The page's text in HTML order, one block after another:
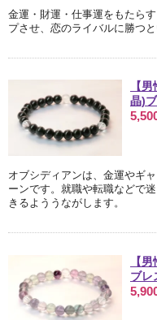
金運・財運・仕事運をもたら
プさせ、恋のライバルに勝つと
【
晶)
オブシディアンは、金運やギ
ーンです。就職や転職などで
きるよううながします。
【
ブレ